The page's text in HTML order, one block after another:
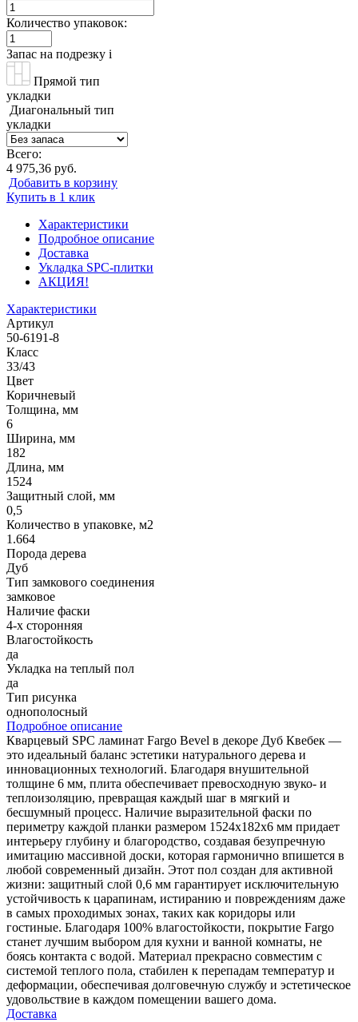
Количество упаковок:
Запас на подрезку i
Прямой тип
укладки
Диагональный тип
укладки
Всего:
4 975,36 руб.
Добавить в корзину
Купить в 1 клик
Характеристики
Подробное описание
Доставка
Укладка SPC-плитки
АКЦИЯ!
Характеристики
Артикул
50-6191-8
Класс
33/43
Цвет
Коричневый
Толщина, мм
6
Ширина, мм
182
Длина, мм
1524
Защитный слой, мм
0,5
Количество в упаковке, м2
1.664
Порода дерева
Дуб
Тип замкового соединения
замковое
Наличие фаски
4-х сторонняя
Влагостойкость
да
Укладка на теплый пол
да
Тип рисунка
однополосный
Подробное описание
Кварцевый SPC ламинат Fargo Bevel в декоре Дуб Квебек —
это идеальный баланс эстетики натурального дерева и
инновационных технологий. Благодаря внушительной
толщине 6 мм, плита обеспечивает превосходную звуко- и
теплоизоляцию, превращая каждый шаг в мягкий и
бесшумный процесс. Наличие выразительной фаски по
периметру каждой планки размером 1524x182x6 мм придает
интерьеру глубину и благородство, создавая безупречную
имитацию массивной доски, которая гармонично впишется в
любой современный дизайн. Этот пол создан для активной
жизни: защитный слой 0,6 мм гарантирует исключительную
устойчивость к царапинам, истиранию и повреждениям даже
в самых проходимых зонах, таких как коридоры или
гостиные. Благодаря 100% влагостойкости, покрытие Fargo
станет лучшим выбором для кухни и ванной комнаты, не
боясь контакта с водой. Материал прекрасно совместим с
системой теплого пола, стабилен к перепадам температур и
деформации, обеспечивая долговечную службу и эстетическое
удовольствие в каждом помещении вашего дома.
Доставка